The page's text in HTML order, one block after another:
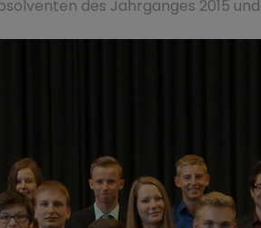
des Jahrganges 2015